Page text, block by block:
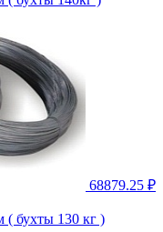
68879.25 ₽
( бухты 130 кг )